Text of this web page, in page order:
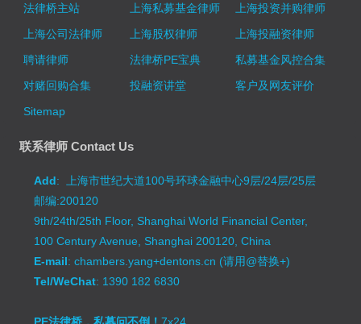
法律桥主站
上海私募基金律师
上海投资并购律师
上海公司法律师
上海股权律师
上海投融资律师
聘请律师
法律桥PE宝典
私募基金风控合集
对赌回购合集
投融资讲堂
客户及网友评价
Sitemap
联系律师 Contact Us
Add: 上海市世纪大道100号环球金融中心9层/24层/25层
邮编:200120
9th/24th/25th Floor, Shanghai World Financial Center,
100 Century Avenue, Shanghai 200120, China
E-mail: chambers.yang+dentons.cn (请用@替换+)
Tel/WeChat: 1390 182 6830